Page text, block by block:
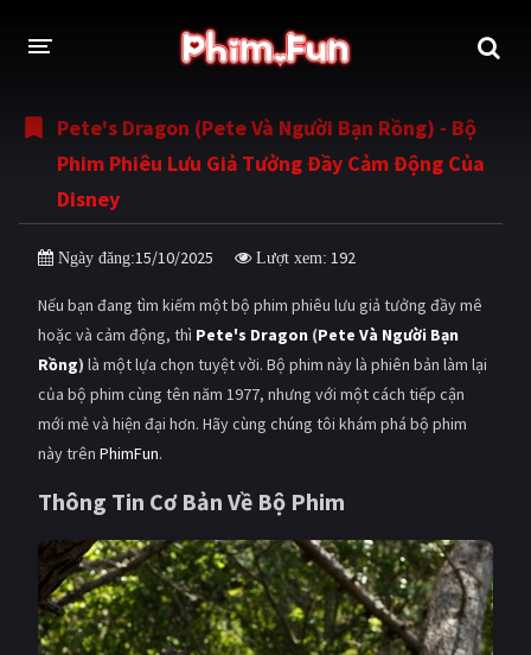
THỂ LOẠI
Thần thoại - Cổ trang
Kinh dị Tội phạm - Hình sự
Phiêu lưu Hài hước
Viễn tưởng Khoa học - Tài liệu
Giật gân Gia đình
Bí ẩn Lịch sử
Pete's Dragon (Pete Và Người Bạn Rồng) - Bộ
Phim Phiêu Lưu Giả Tưởng Đầy Cảm Động Của
Disney
Ngày đăng:15/10/2025 Lượt xem: 192
Nếu bạn đang tìm kiếm một bộ phim phiêu lưu giả tưởng đầy mê
hoặc và cảm động, thì Pete's Dragon (Pete Và Người Bạn
Rồng) là một lựa chọn tuyệt vời. Bộ phim này là phiên bản làm lại
của bộ phim cùng tên năm 1977, nhưng với một cách tiếp cận
mới mẻ và hiện đại hơn. Hãy cùng chúng tôi khám phá bộ phim
này trên PhimFun.
Thông Tin Cơ Bản Về Bộ Phim